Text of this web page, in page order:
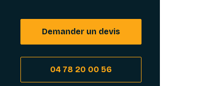
Demander un devis
04 78 20 00 56